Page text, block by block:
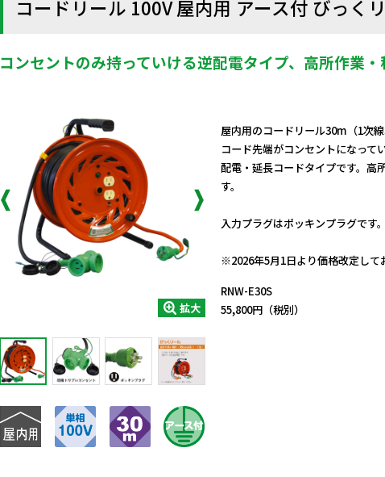
コードリール 100V 屋内用 アース付 びっく
コンセントのみ持っていける逆配電タイプ、高所作業・
拡大
屋内用のコードリール30m（1次
コード先端がコンセントになって
配電・延長コードタイプです。高
す。
入力プラグはポッキンプラグです。
※2026年5月1日より価格改定して
RNW-E30S
55,800円（税別）